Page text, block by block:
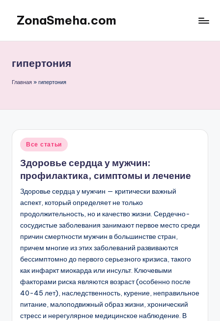
Перейти
содержимому
ZonaSmeha.com
питание
гипертония
Главная » гипертония
Опубликовано
Все статьи
Здоровье сердца у мужчин:
профилактика, симптомы и лечение
Здоровье сердца у мужчин — критически важный
аспект, который определяет не только
продолжительность, но и качество жизни. Сердечно-
сосудистые заболевания занимают первое место среди
причин смертности мужчин в большинстве стран,
причем многие из этих заболеваний развиваются
бессимптомно до первого серьезного кризиса, такого
как инфаркт миокарда или инсульт. Ключевыми
факторами риска являются возраст (особенно после
40-45 лет), наследственность, курение, неправильное
питание, малоподвижный образ жизни, хронический
стресс и нерегулярное медицинское наблюдение. В